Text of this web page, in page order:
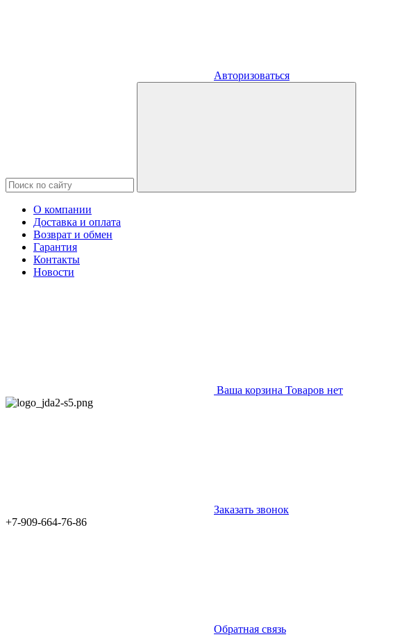
Авторизоваться
О компании
Доставка и оплата
Возврат и обмен
Гарантия
Контакты
Новости
Ваша корзина Товаров нет
Заказать звонок
+7-909-664-76-86
Обратная связь